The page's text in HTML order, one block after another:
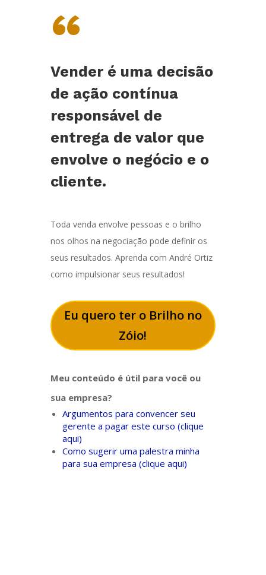
“
Vender é uma decisão
de ação contínua
responsável de
entrega de valor que
envolve o negócio e o
cliente.
Toda venda envolve pessoas e o brilho
nos olhos na negociação pode definir os
seus resultados. Aprenda com André Ortiz
como impulsionar seus resultados!
Eu quero ter o Brilho no
Zóio!
Meu conteúdo é útil para você ou
sua empresa?
Argumentos para convencer seu
gerente a pagar este curso (clique
aqui)
Como sugerir uma palestra minha
para sua empresa (clique aqui)